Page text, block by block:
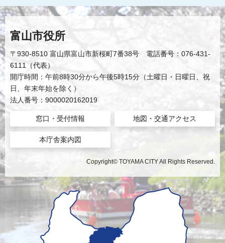
富山市役所
〒930-8510 富山県富山市新桜町7番38号 電話番号：076-431-
6111（代表）
開庁時間：午前8時30分から午後5時15分（土曜日・日曜日、祝
日、年末年始を除く）
法人番号：9000020162019
窓口・受付情報 地図・交通アクセス
本庁舎案内図
Copyright© TOYAMA CITY All Rights Reserved.